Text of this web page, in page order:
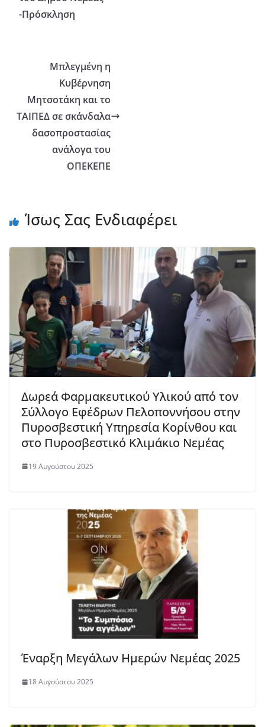
-Πρόσκληση
Μπλεγμένη η
Κυβέρνηση
Μητσοτάκη και το
ΤΑΙΠΕΔ σε σκάνδαλα
δασοπροστασίας
ανάλογα του
ΟΠΕΚΕΠΕ
Ίσως Σας Ενδιαφέρει
Δωρεά Φαρμακευτικού Υλικού από τον
Σύλλογο Εφέδρων Πελοποννήσου στην
Πυροσβεστική Υπηρεσία Κορίνθου και
στο Πυροσβεστικό Κλιμάκιο Νεμέας
19 Αυγούστου 2025
Έναρξη Μεγάλων Ημερών Νεμέας 2025
18 Αυγούστου 2025